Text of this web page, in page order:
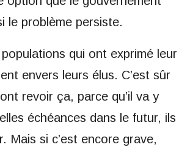
le problème persiste.
qui ont exprimé leur
envers leurs élus. C’est sûr
revoir ça, parce qu’il va y
échéances dans le futur, ils
Mais si c’est encore grave,